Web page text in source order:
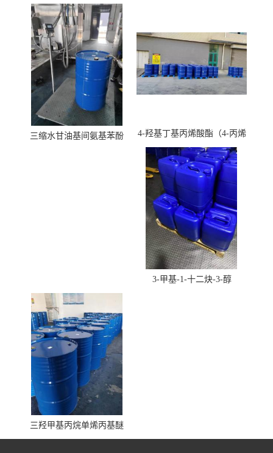
三缩水甘油基间氨基苯酚
4-羟基丁基丙烯酸酯（4-丙烯
酸羟丁酯）
3-甲基-1-十二炔-3-醇
三羟甲基丙烷单烯丙基醚